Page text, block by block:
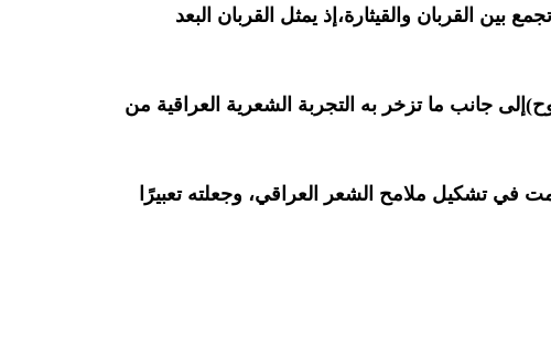
القربان والقيثارة،إذ يمثل القربان البعد
جانب ما تزخر به التجربة الشعرية العراقية من
في تشكيل ملامح الشعر العراقي، وجعلته تعبيرًا